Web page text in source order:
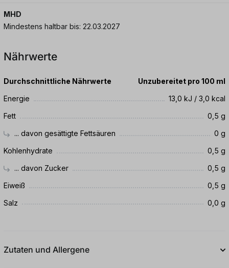
MHD
Mindestens haltbar bis: 22.03.2027
Nährwerte
Durchschnittliche Nährwerte
Unzubereitet pro 100 ml
Energie
13,0 kJ / 3,0 kcal
Fett
0,5 g
... davon gesättigte Fettsäuren
0 g
Kohlenhydrate
0,5 g
... davon Zucker
0,5 g
Eiweiß
0,5 g
Salz
0,0 g
Zutaten und Allergene